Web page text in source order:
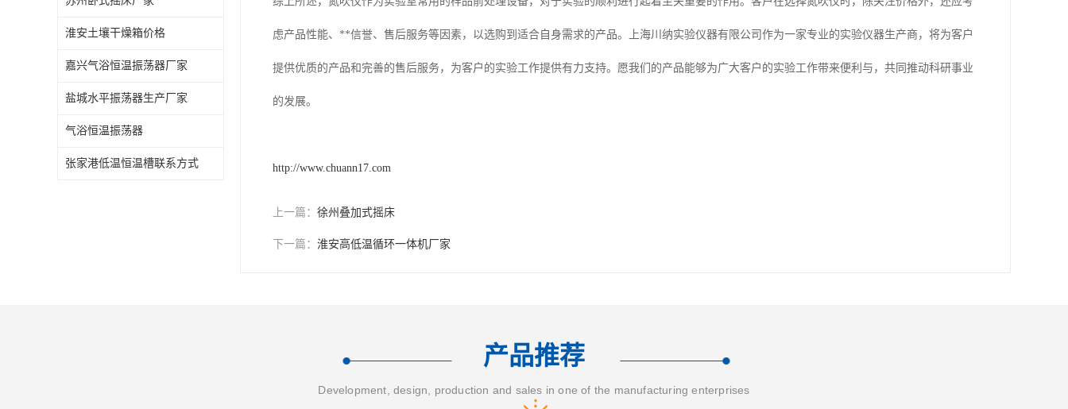
淮安土壤干燥箱价格
嘉兴气浴恒温振荡器厂家
盐城水平振荡器生产厂家
气浴恒温振荡器
张家港低温恒温槽联系方式
虑产品性能、**信誉、售后服务等因素，以选购到适合自身需求的产品。上海川纳实验仪器有限公司作为一家专业的实验仪器生产商，将为客户
提供优质的产品和完善的售后服务，为客户的实验工作提供有力支持。愿我们的产品能够为广大客户的实验工作带来便利与，共同推动科研事业
的发展。
http://www.chuann17.com
上一篇： 徐州叠加式摇床
下一篇： 淮安高低温循环一体机厂家
产品推荐
Development, design, production and sales in one of the manufacturing enterprises